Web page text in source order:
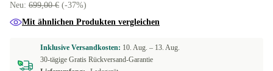
Neu: 699,00 € (-37%)
Mit ähnlichen Produkten vergleichen
Inklusive Versandkosten: 10. Aug. – 13. Aug.
30-tägige Gratis Rückversand-Garantie